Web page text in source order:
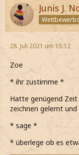
Junis J.
28. Juli 2021 um 15:12
Zoe
* ihr zustimme *
Hatte genügend
zeichnen gelernt
* sage *
* überlege ob es